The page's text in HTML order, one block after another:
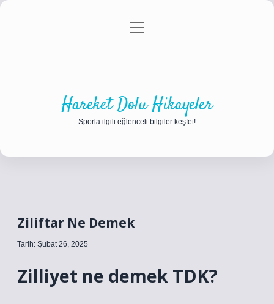
Gizlilik Politikası
menüyü
Hareket Dolu Hikayeler
Sporla ilgili eğlenceli bilgiler keşfet!
Ziliftar Ne Demek
Tarih: Şubat 26, 2025
Zilliyet ne demek TDK?